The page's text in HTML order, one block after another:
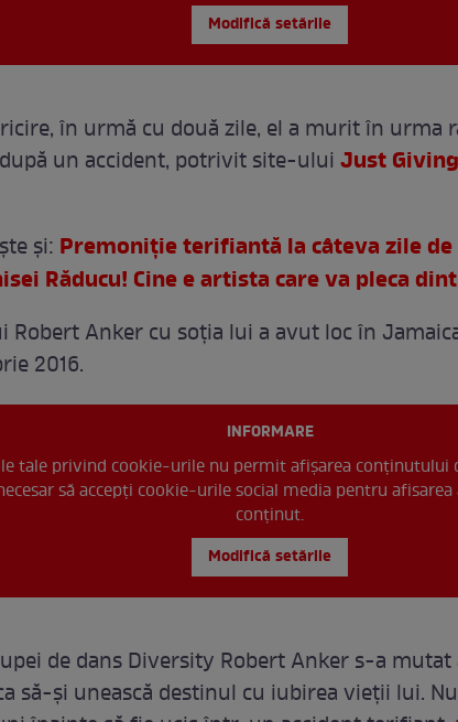
Modifică setările
în urmă cu două zile, el a murit în urma
un accident, potrivit site-ului Just Giving
şi: Premoniţie terifiantă la câteva zile
Răducu! Cine e artista care va pleca
Robert Anker cu soţia lui a avut loc în
2016.
INFORMARE
tale privind cookie-urile nu permit afișarea conținutului
să accepți cookie-urile social media pentru
conținut.
Modifică setările
de dans Diversity Robert Anker s-a
să-şi unească destinul cu iubirea vieţii lui.